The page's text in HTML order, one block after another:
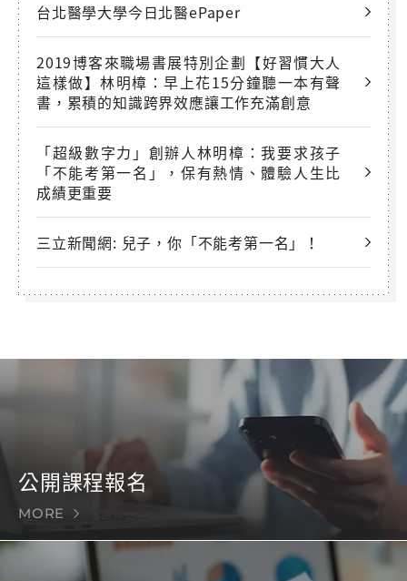
台北醫學大學今日北醫ePaper
2019博客來職場書展特別企劃【好習慣大人
這樣做】林明樟：早上花15分鐘聽一本有聲
書，累積的知識跨界效應讓工作充滿創意
「超級數字力」創辦人林明樟：我要求孩子
「不能考第一名」，保有熱情、體驗人生比
成績更重要
三立新聞網: 兒子，你「不能考第一名」！
公開課程報名
MORE